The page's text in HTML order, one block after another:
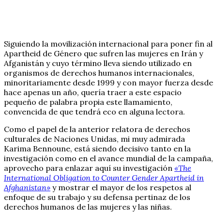
Siguiendo la movilización internacional para poner fin al
Apartheid de Género que sufren las mujeres en Irán y
Afganistán y cuyo término lleva siendo utilizado en
organismos de derechos humanos internacionales,
minoritariamente desde 1999 y con mayor fuerza desde
hace apenas un año, quería traer a este espacio
pequeño de palabra propia este llamamiento,
convencida de que tendrá eco en alguna lectora.
Como el papel de la anterior relatora de derechos
culturales de Naciones Unidas, mi muy admirada
Karima Bennoune, está siendo decisivo tanto en la
investigación como en el avance mundial de la campaña,
aprovecho para enlazar aquí su investigación «The
International Obligation to Counter Gender Apartheid in
Afghanistan» y mostrar el mayor de los respetos al
enfoque de su trabajo y su defensa pertinaz de los
derechos humanos de las mujeres y las niñas.